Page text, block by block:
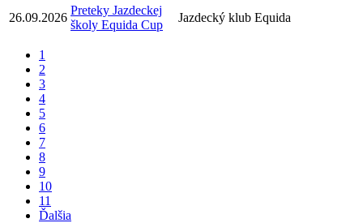
26.09.2026
Preteky Jazdeckej
školy Equida Cup
Jazdecký klub Equida
1
2
3
4
5
6
7
8
9
10
11
Ďalšia